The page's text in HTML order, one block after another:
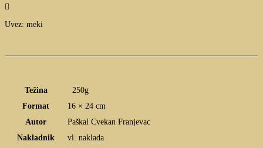

Uvez: meki
Težina
250g
Format
16 × 24 cm
Autor
Paškal Cvekan Franjevac
Nakladnik
vl. naklada